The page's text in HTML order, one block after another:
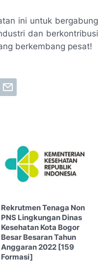
ini untuk bergabung
dan berkontribusi
berkembang pesat!
Rekrutmen Tenaga Non
PNS Lingkungan Dinas
Kesehatan Kota Bogor
Besar Besaran Tahun
Anggaran 2022 [159
Formasi]